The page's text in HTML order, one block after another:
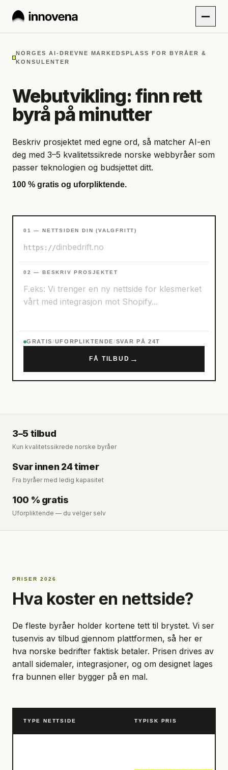
NORGES AI-DREVNE MARKEDSPLASS FOR BYRÅER &
KONSULENTER
Webutvikling: finn rett
byrå på minutter
Beskriv prosjektet med egne ord, så matcher AI-en
deg med 3–5 kvalitetssikrede norske webbyråer som
passer teknologien og budsjettet ditt.
100 % gratis og uforpliktende.
01 — NETTSIDEN DIN (VALGFRITT)
https://
02 — BESKRIV PROSJEKTET
GRATIS/UFORPLIKTENDE/SVAR PÅ 24T
FÅ TILBUD →
3–5 tilbud
Kun kvalitetssikrede norske byråer
Svar innen 24 timer
Fra byråer med ledig kapasitet
100 % gratis
Uforpliktende — du velger selv
PRISER 2026
Hva koster en nettside?
De fleste byråer holder kortene tett til brystet. Vi ser
tusenvis av tilbud gjennom plattformen, så her er
hva norske bedrifter faktisk betaler. Prisen drives av
antall sidemaler, integrasjoner, og om designet lages
fra bunnen eller bygger på en mal.
TYPE NETTSIDE TYPISK PRIS